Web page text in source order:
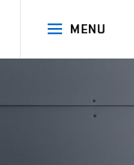
MENU